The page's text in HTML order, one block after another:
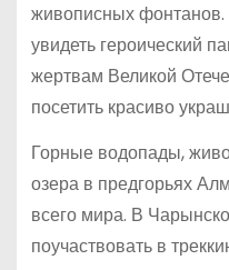
живописных
увидеть героический
жертвам Великой
посетить красиво
Горные водопады,
озера в предгорьях
всего мира. В
поучаствовать в